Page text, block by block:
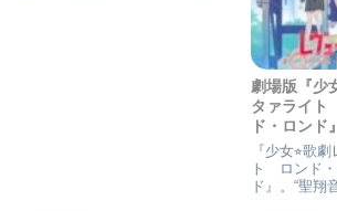
劇場版『少
タァライ
ド・ロンド
『少女⭐︎歌
ト ロンド
ド』。“聖翔